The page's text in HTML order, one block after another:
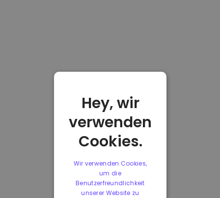
Hey, wir
verwenden
Cookies.
Wir verwenden Cookies,
um die
Benutzerfreundlichkeit
unserer Website zu